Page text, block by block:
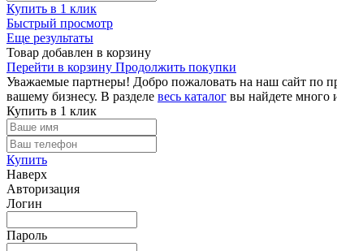
Купить в 1 клик
Быстрый просмотр
Еще результаты
Товар добавлен в корзину
Перейти в корзину Продолжить покупки
Уважаемые партнеры! Добро пожаловать на наш сайт по
вашему бизнесу. В разделе весь каталог вы найдете много
Купить в 1 клик
Купить
Наверх
Авторизация
Логин
Пароль